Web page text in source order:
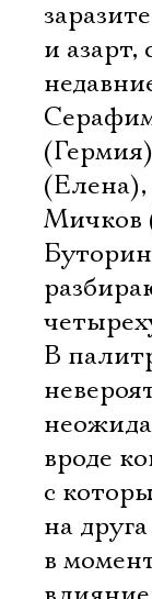
и
Мичков
В
вроде
с
на
в